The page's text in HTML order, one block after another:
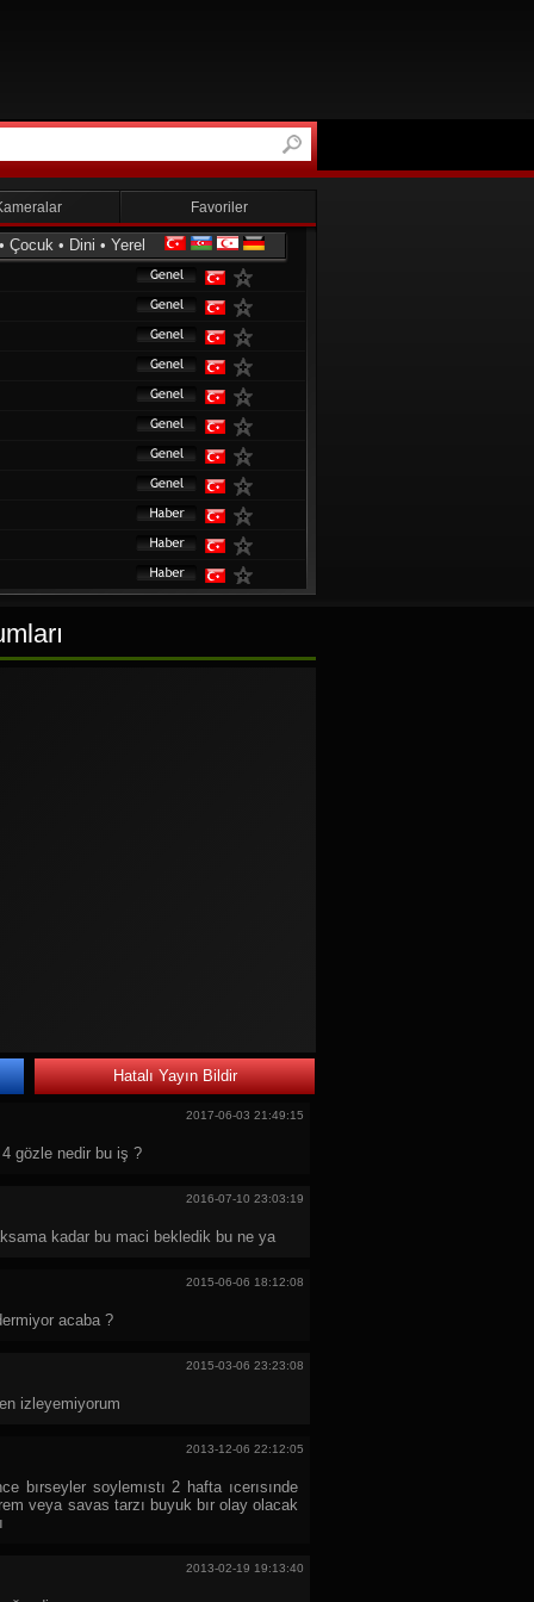
Favoriler
• Çocuk • Dini • Yerel
Hatalı Yayın Bildir
2017-06-03 21:49:15
gözle nedir bu iş ?
2016-07-10 23:03:19
kadar bu maci bekledik bu ne ya
2015-06-06 18:12:08
acaba ?
2015-03-06 23:23:08
izleyemiyorum
2013-12-06 22:12:05
bırseyler soylemıstı 2 hafta ıcerısınde
veya savas tarzı buyuk bır olay olacak
2013-02-19 19:13:40